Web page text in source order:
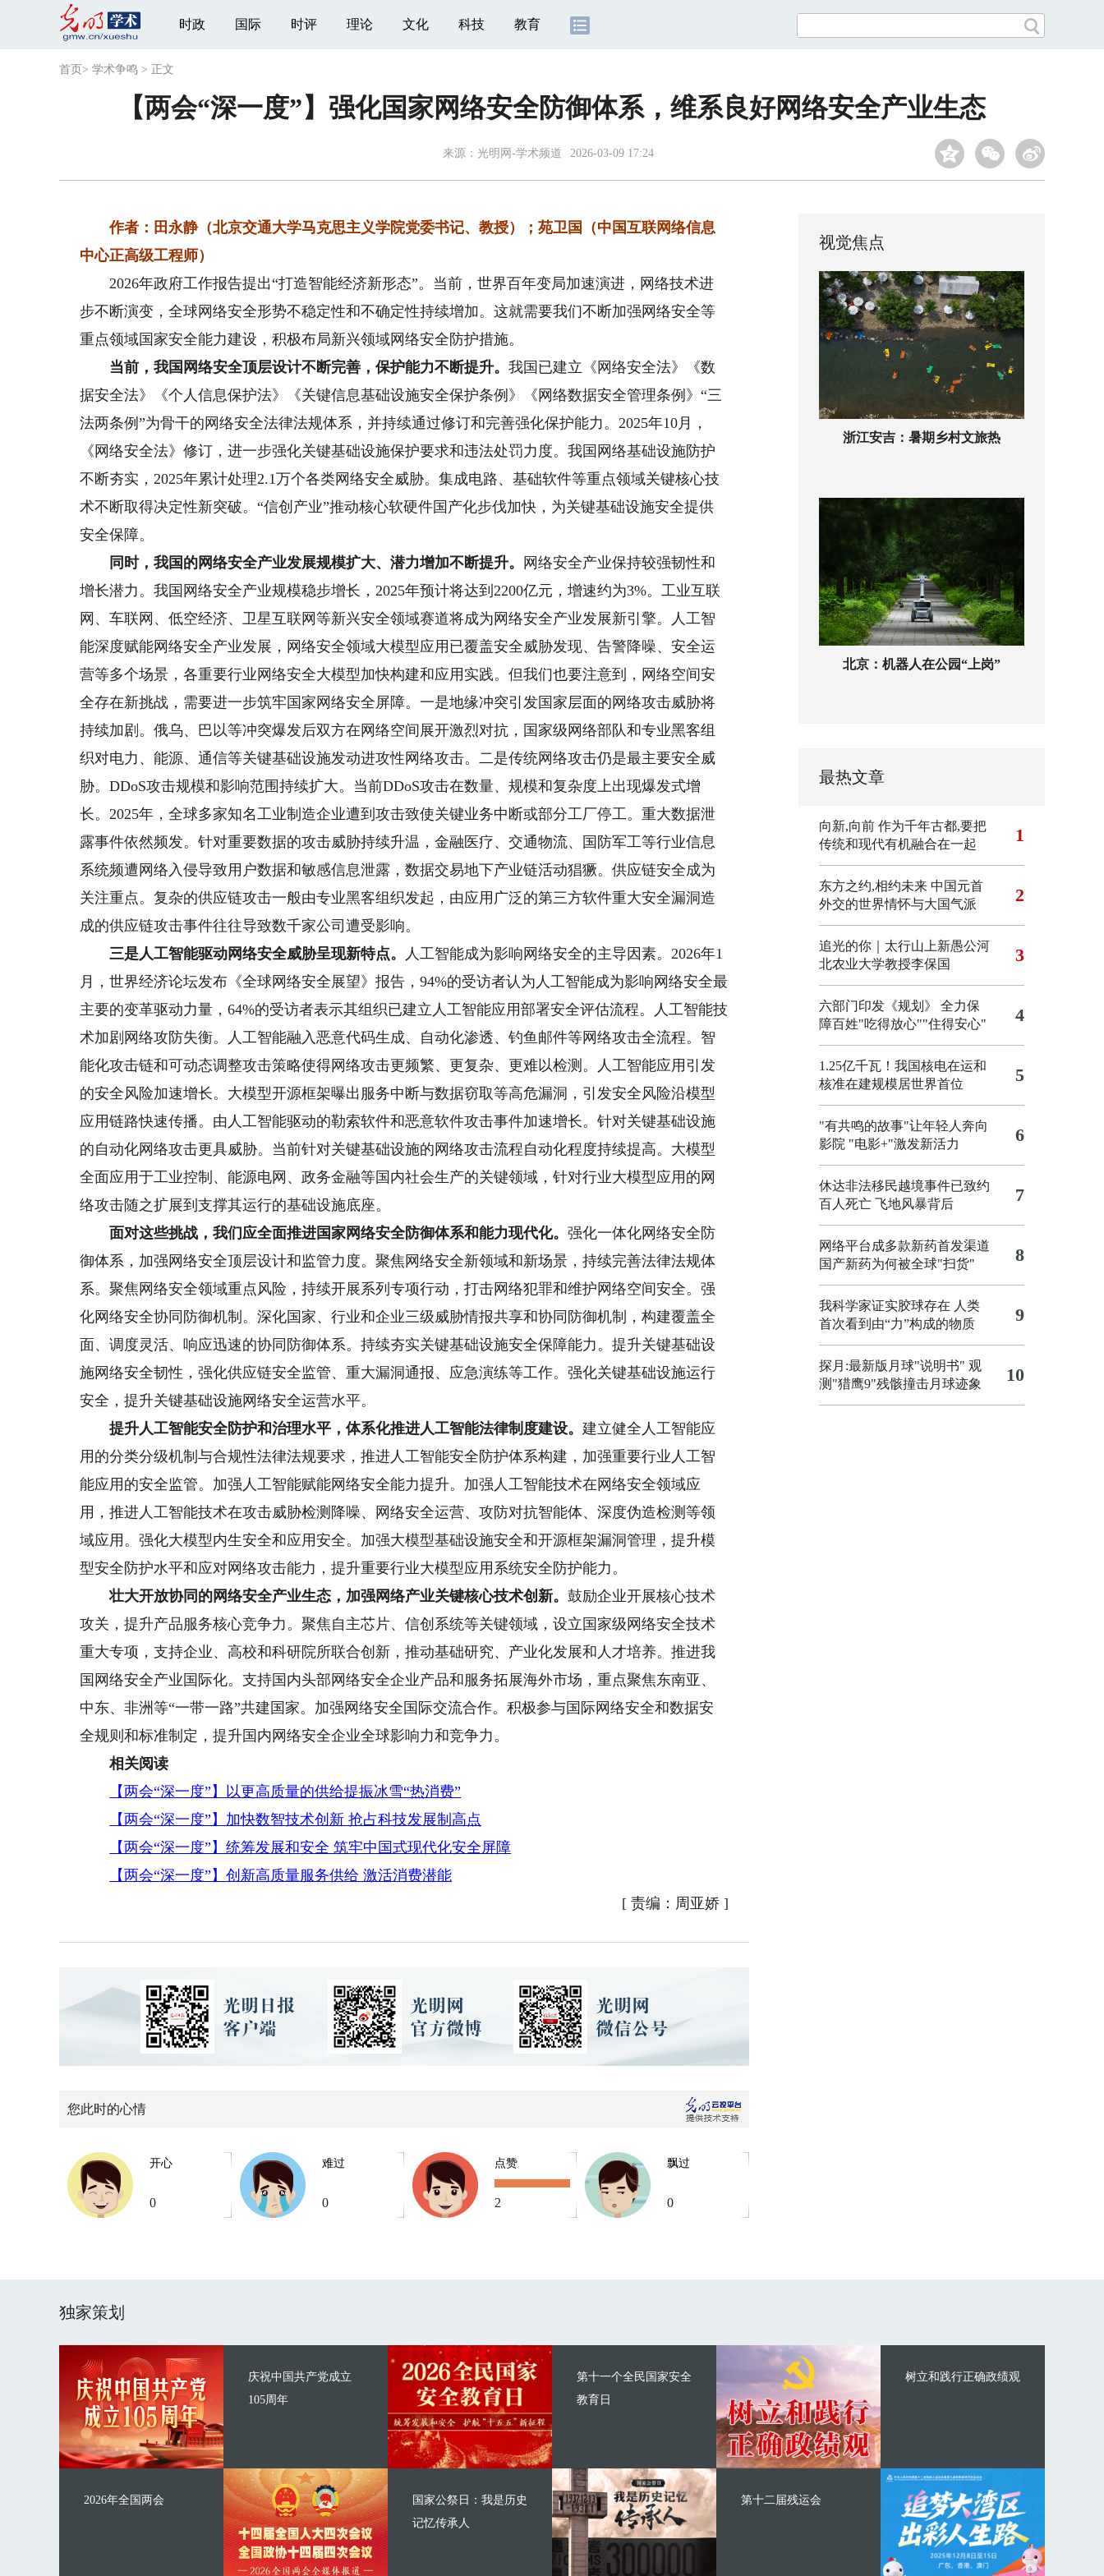
时政 国际 时评 理论 文化 科技 教育
首页 > 学术争鸣 > 正文
【两会“深一度”】强化国家网络安全防御体系，维系良好网络安全产业生态
来源： 光明网-学术频道 2026-03-09 17:24
作者：田永静（北京交通大学马克思主义学院党委书记、教授）；苑卫国（中国互联网络信息
中心正高级工程师）
2026年政府工作报告提出“打造智能经济新形态”。当前，世界百年变局加速演进，网络技术进
步不断演变，全球网络安全形势不稳定性和不确定性持续增加。这就需要我们不断加强网络安全等
重点领域国家安全能力建设，积极布局新兴领域网络安全防护措施。
当前，我国网络安全顶层设计不断完善，保护能力不断提升。我国已建立《网络安全法》《数
据安全法》《个人信息保护法》《关键信息基础设施安全保护条例》《网络数据安全管理条例》“三
法两条例”为骨干的网络安全法律法规体系，并持续通过修订和完善强化保护能力。2025年10月，
《网络安全法》修订，进一步强化关键基础设施保护要求和违法处罚力度。我国网络基础设施防护
不断夯实，2025年累计处理2.1万个各类网络安全威胁。集成电路、基础软件等重点领域关键核心技
术不断取得决定性新突破。“信创产业”推动核心软硬件国产化步伐加快，为关键基础设施安全提供
安全保障。
同时，我国的网络安全产业发展规模扩大、潜力增加不断提升。
网络安全产业保持较强韧性和
增长潜力。我国网络安全产业规模稳步增长，2025年预计将达到2200亿元，增速约为3%。工业互联
网、车联网、低空经济、卫星互联网等新兴安全领域赛道将成为网络安全产业发展新引擎。人工智
能深度赋能网络安全产业发展，网络安全领域大模型应用已覆盖安全威胁发现、告警降噪、安全运
营等多个场景，各重要行业网络安全大模型加快构建和应用实践。但我们也要注意到，网络空间安
全存在新挑战，需要进一步筑牢国家网络安全屏障。一是地缘冲突引发国家层面的网络攻击威胁将
持续加剧。俄乌、巴以等冲突爆发后双方在网络空间展开激烈对抗，国家级网络部队和专业黑客组
织对电力、能源、通信等关键基础设施发动进攻性网络攻击。二是传统网络攻击仍是最主要安全威
胁。DDoS攻击规模和影响范围持续扩大。当前DDoS攻击在数量、规模和复杂度上出现爆发式增
长。2025年，全球多家知名工业制造企业遭到攻击致使关键业务中断或部分工厂停工。重大数据泄
露事件依然频发。针对重要数据的攻击威胁持续升温，金融医疗、交通物流、国防军工等行业信息
系统频遭网络入侵导致用户数据和敏感信息泄露，数据交易地下产业链活动猖獗。供应链安全成为
关注重点。复杂的供应链攻击一般由专业黑客组织发起，由应用广泛的第三方软件重大安全漏洞造
成的供应链攻击事件往往导致数千家公司遭受影响。
三是人工智能驱动网络安全威胁呈现新特点。
人工智能成为影响网络安全的主导因素。2026年1
月，世界经济论坛发布《全球网络安全展望》报告，94%的受访者认为人工智能成为影响网络安全最
主要的变革驱动力量，64%的受访者表示其组织已建立人工智能应用部署安全评估流程。人工智能技
术加剧网络攻防失衡。人工智能融入恶意代码生成、自动化渗透、钓鱼邮件等网络攻击全流程。智
能化攻击链和可动态调整攻击策略使得网络攻击更频繁、更复杂、更难以检测。人工智能应用引发
的安全风险加速增长。大模型开源框架曝出服务中断与数据窃取等高危漏洞，引发安全风险沿模型
应用链路快速传播。由人工智能驱动的勒索软件和恶意软件攻击事件加速增长。针对关键基础设施
的自动化网络攻击更具威胁。当前针对关键基础设施的网络攻击流程自动化程度持续提高。大模型
全面应用于工业控制、能源电网、政务金融等国内社会生产的关键领域，针对行业大模型应用的网
络攻击随之扩展到支撑其运行的基础设施底座。
面对这些挑战，我们应全面推进国家网络安全防御体系和能力现代化。强化一体化网络安全防
御体系，加强网络安全顶层设计和监管力度。聚焦网络安全新领域和新场景，持续完善法律法规体
系。聚焦网络安全领域重点风险，持续开展系列专项行动，打击网络犯罪和维护网络空间安全。强
化网络安全协同防御机制。深化国家、行业和企业三级威胁情报共享和协同防御机制，构建覆盖全
面、调度灵活、响应迅速的协同防御体系。持续夯实关键基础设施安全保障能力。提升关键基础设
施网络安全韧性，强化供应链安全监管、重大漏洞通报、应急演练等工作。强化关键基础设施运行
安全，提升关键基础设施网络安全运营水平。
提升人工智能安全防护和治理水平，体系化推进人工智能法律制度建设。建立健全人工智能应
用的分类分级机制与合规性法律法规要求，推进人工智能安全防护体系构建，加强重要行业人工智
能应用的安全监管。加强人工智能赋能网络安全能力提升。加强人工智能技术在网络安全领域应
用，推进人工智能技术在攻击威胁检测降噪、网络安全运营、攻防对抗智能体、深度伪造检测等领
域应用。强化大模型内生安全和应用安全。加强大模型基础设施安全和开源框架漏洞管理，提升模
型安全防护水平和应对网络攻击能力，提升重要行业大模型应用系统安全防护能力。
壮大开放协同的网络安全产业生态，加强网络产业关键核心技术创新。鼓励企业开展核心技术
攻关，提升产品服务核心竞争力。聚焦自主芯片、信创系统等关键领域，设立国家级网络安全技术
重大专项，支持企业、高校和科研院所联合创新，推动基础研究、产业化发展和人才培养。推进我
国网络安全产业国际化。支持国内头部网络安全企业产品和服务拓展海外市场，重点聚焦东南亚、
中东、非洲等“一带一路”共建国家。加强网络安全国际交流合作。积极参与国际网络安全和数据安
全规则和标准制定，提升国内网络安全企业全球影响力和竞争力。
相关阅读
【两会“深一度”】以更高质量的供给提振冰雪“热消费”
【两会“深一度”】加快数智技术创新 抢占科技发展制高点
【两会“深一度”】统筹发展和安全 筑牢中国式现代化安全屏障
【两会“深一度”】创新高质量服务供给 激活消费潜能
[ 责编：周亚娇 ]
您此时的心情
开心
0
难过
0
点赞
2
飘过
0
视觉焦点
浙江安吉：暑期乡村文旅热
北京：机器人在公园“上岗”
最热文章
向新,向前 作为千年古都,要把
传统和现代有机融合在一起
1
东方之约,相约未来 中国元首
外交的世界情怀与大国气派
2
追光的你｜太行山上新愚公河
北农业大学教授李保国
3
六部门印发《规划》 全力保
障百姓"吃得放心""住得安心"
4
1.25亿千瓦！我国核电在运和
核准在建规模居世界首位
5
"有共鸣的故事"让年轻人奔向
影院 "电影+"激发新活力 6
休达非法移民越境事件已致约
百人死亡 飞地风暴背后 7
网络平台成多款新药首发渠道
国产新药为何被全球"扫货"
8
我科学家证实胶球存在 人类
首次看到由“力”构成的物质
9
探月:最新版月球"说明书" 观
测"猎鹰9"残骸撞击月球迹象
10
独家策划
庆祝中国共产党成立
105周年
2026年全国两会
第十一个全民国家安全
教育日
国家公祭日：我是历史
记忆传承人
树立和践行正确政绩观
第十二届残运会